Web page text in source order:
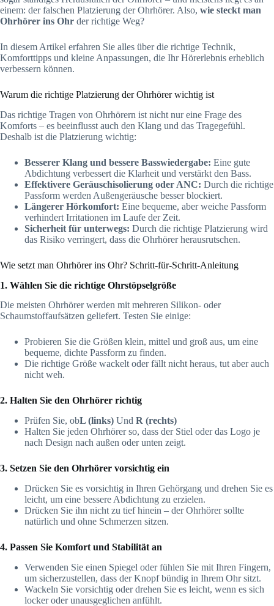
einem: der falschen Platzierung der Ohrhörer. Also, wie steckt man
Ohrhörer ins Ohr der richtige Weg?
In diesem Artikel erfahren Sie alles über die richtige Technik,
Komforttipps und kleine Anpassungen, die Ihr Hörerlebnis erheblich
verbessern können.
Warum die richtige Platzierung der Ohrhörer wichtig ist
Das richtige Tragen von Ohrhörern ist nicht nur eine Frage des
Komforts – es beeinflusst auch den Klang und das Tragegefühl.
Deshalb ist die Platzierung wichtig:
Besserer Klang und bessere Basswiedergabe: Eine gute
Abdichtung verbessert die Klarheit und verstärkt den Bass.
Effektivere Geräuschisolierung oder ANC: Durch die richtige
Passform werden Außengeräusche besser blockiert.
Längerer Hörkomfort: Eine bequeme, aber weiche Passform
verhindert Irritationen im Laufe der Zeit.
Sicherheit für unterwegs: Durch die richtige Platzierung wird
das Risiko verringert, dass die Ohrhörer herausrutschen.
Wie setzt man Ohrhörer ins Ohr? Schritt-für-Schritt-Anleitung
1. Wählen Sie die richtige Ohrstöpselgröße
Die meisten Ohrhörer werden mit mehreren Silikon- oder
Schaumstoffaufsätzen geliefert. Testen Sie einige:
Probieren Sie die Größen klein, mittel und groß aus, um eine
bequeme, dichte Passform zu finden.
Die richtige Größe wackelt oder fällt nicht heraus, tut aber auch
nicht weh.
2. Halten Sie den Ohrhörer richtig
Prüfen Sie, obL (links) Und R (rechts)
Halten Sie jeden Ohrhörer so, dass der Stiel oder das Logo je
nach Design nach außen oder unten zeigt.
3. Setzen Sie den Ohrhörer vorsichtig ein
Drücken Sie es vorsichtig in Ihren Gehörgang und drehen Sie es
leicht, um eine bessere Abdichtung zu erzielen.
Drücken Sie ihn nicht zu tief hinein – der Ohrhörer sollte
natürlich und ohne Schmerzen sitzen.
4. Passen Sie Komfort und Stabilität an
Verwenden Sie einen Spiegel oder fühlen Sie mit Ihren Fingern,
um sicherzustellen, dass der Knopf bündig in Ihrem Ohr sitzt.
Wackeln Sie vorsichtig oder drehen Sie es leicht, wenn es sich
locker oder unausgeglichen anfühlt.